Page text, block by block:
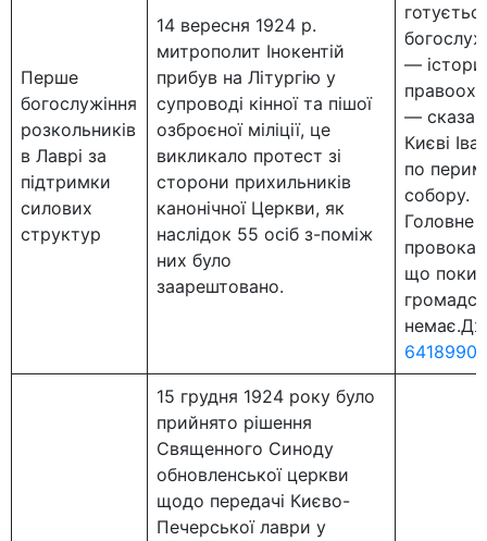
Перше
богослужіння
розкольників
в Лаврі за
підтримки
силових
структур
14 вересня 1924 р.
митрополит Інокентій
прибув на Літургію у
супроводі кінної та пішої
озброєної міліції, це
викликало протест зі
сторони прихильників
канонічної Церкви, як
наслідок 55 осіб з-поміж
них було
заарештовано.
—
— сказав
Києві
по
собору.
Головне
що поки
64189900
15 грудня 1924 року було
прийнято рішення
Священного Синоду
обновленської церкви
щодо передачі Києво-
Печерської лаври у